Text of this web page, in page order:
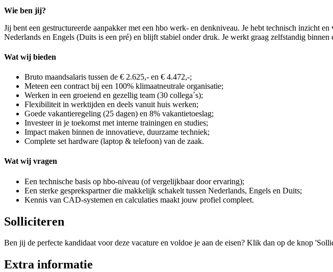
Wie ben jij?
Jij bent een gestructureerde aanpakker met een hbo werk- en denkniveau. Je hebt technisch inzicht
Nederlands en Engels (Duits is een pré) en blijft stabiel onder druk. Je werkt graag zelfstandig binnen
Wat wij bieden
Bruto maandsalaris tussen de € 2.625,- en € 4.472,-;
Meteen een contract bij een 100% klimaatneutrale organisatie;
Werken in een groeiend en gezellig team (30 collega´s);
Flexibiliteit in werktijden en deels vanuit huis werken;
Goede vakantieregeling (25 dagen) en 8% vakantietoeslag;
Investeer in je toekomst met interne trainingen en studies;
Impact maken binnen de innovatieve, duurzame techniek;
Complete set hardware (laptop & telefoon) van de zaak.
Wat wij vragen
Een technische basis op hbo-niveau (of vergelijkbaar door ervaring);
Een sterke gesprekspartner die makkelijk schakelt tussen Nederlands, Engels en Duits;
Kennis van CAD-systemen en calculaties maakt jouw profiel compleet.
Solliciteren
Ben jij de perfecte kandidaat voor deze vacature en voldoe je aan de eisen? Klik dan op de knop
Extra informatie